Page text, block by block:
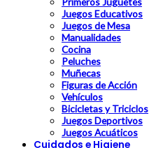
Juegos Educativos
Juegos de Mesa
Manualidades
Cocina
Peluches
Muñecas
Figuras de Acción
Vehículos
Bicicletas y Triciclos
Juegos Deportivos
Juegos Acuáticos
Cuidados e Higiene